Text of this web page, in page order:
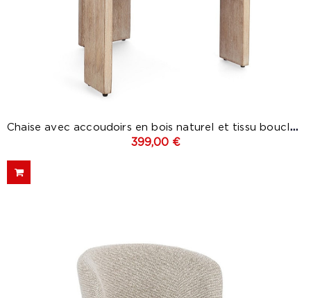
Chaise avec accoudoirs en bois naturel et tissu bouclette...
399,00 €